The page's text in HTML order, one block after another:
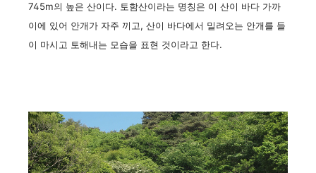
745m의 높은 산이다. 토함산이라는 명칭은 이 산이 바다 가까
이에 있어 안개가 자주 끼고, 산이 바다에서 밀려오는 안개를 들
이 마시고 토해내는 모습을 표현 것이라고 한다.